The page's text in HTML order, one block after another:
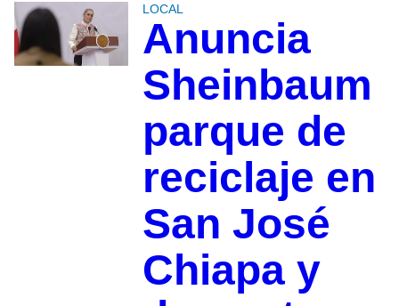
LOCAL
Anuncia
Sheinbaum
parque de
reciclaje en
San José
Chiapa y